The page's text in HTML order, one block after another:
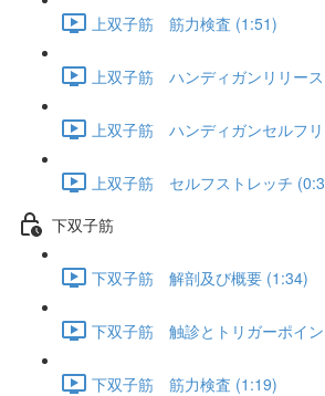
上双子筋 筋力検査 (1:51)
上双子筋 ハンディガンリリー
上双子筋 ハンディガンセルフ
上双子筋 セルフストレッチ
下双子筋
下双子筋 解剖及び概要 (1:34)
下双子筋 触診とトリガーポイ
下双子筋 筋力検査 (1:19)